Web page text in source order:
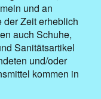
und an
der Zeit erheblich
auch Schuhe,
Sanitätsartikel
und/oder
kommen in